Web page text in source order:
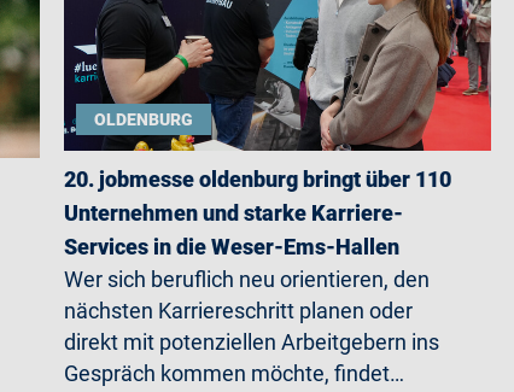
OLDENBURG
20. jobmesse oldenburg bringt über 110
Unternehmen und starke Karriere-
Services in die Weser-Ems-Hallen
Wer sich beruflich neu orientieren, den
nächsten Karriereschritt planen oder
direkt mit potenziellen Arbeitgebern ins
Gespräch kommen möchte, findet…